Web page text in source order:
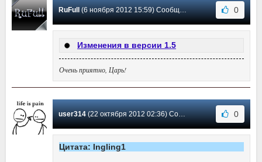
RuFull(6 ноября 2012 15:59) Сообщение #8 0
Изменения в версии 1.5
Очень приятно, Царь!
user314(22 октября 2012 02:36) Сообщение #7 0
Цитата: Ingling1